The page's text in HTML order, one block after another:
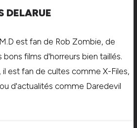
DELARUE
est fan de Rob Zombie, de
films d'horreurs bien taillés.
est fan de cultes comme X-Files,
d'actualités comme Daredevil